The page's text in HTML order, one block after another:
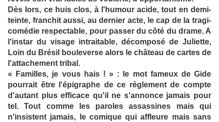
Dès lors, ce huis clos, à l'humour acide, tout en demi-
teinte, franchit aussi, au dernier acte, le cap de la tragi-
comédie respectable, pour passer du côté du drame. A
l'instar du visage intraitable, décomposé de Juliette,
Loin du Brésil bouleverse alors le château de cartes de
l'attachement tribal.
« Familles, je vous hais ! » : le mot fameux de Gide
pourrait être l'épigraphe de ce règlement de compte
d'autant plus efficace qu'il ne s'annonce jamais pour
tel. Tout comme les paroles assassines mais qui
n'insistent jamais, le comique qui affleure mais sans